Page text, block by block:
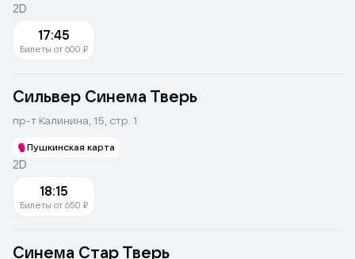
2D
17:45
Билеты от 600 ₽
Сильвер Синема Тверь
пр-т Калинина, 15, стр. 1
Пушкинская карта
2D
18:15
Билеты от 650 ₽
Синема Стар Тверь